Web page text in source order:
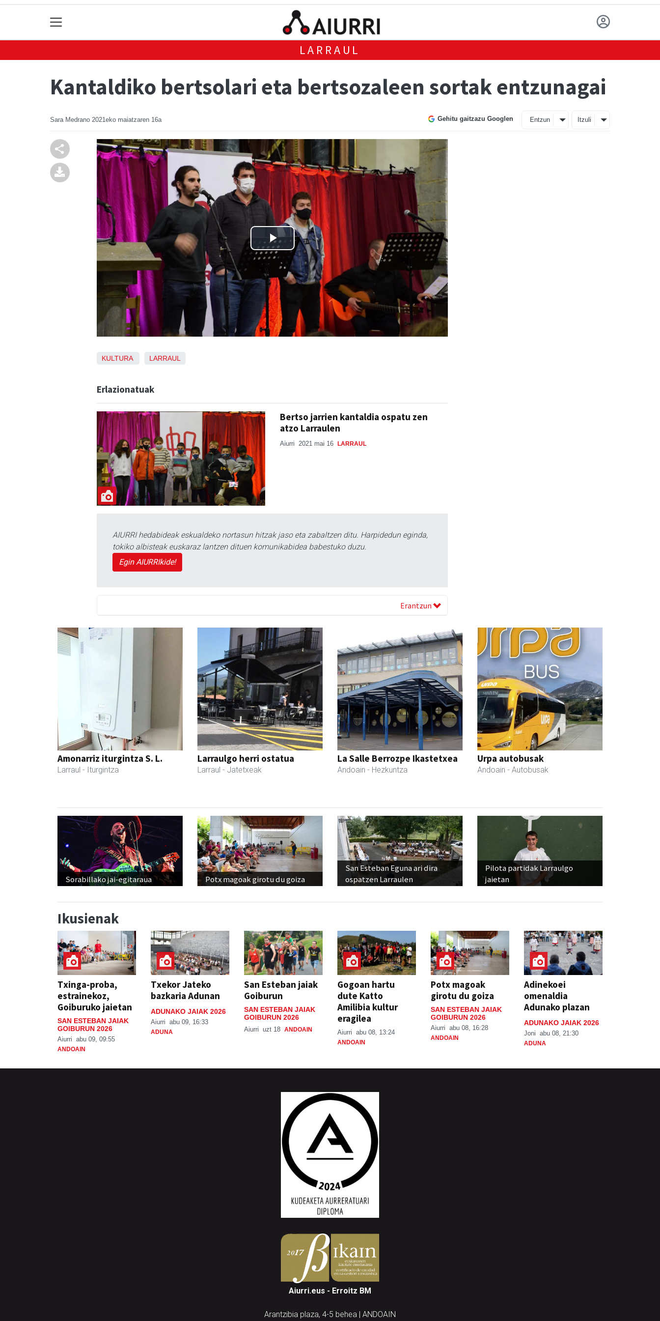
LARRAUL
Kantaldiko bertsolari eta bertsozaleen sortak entzunagai
Sara Medrano 2021eko maiatzaren 16a Gehitu gaitzazu Googlen Entzun Itzuli
KULTURA LARRAUL
Erlazionatuak
Bertso jarrien kantaldia ospatu zen
atzo Larraulen
Aiurri 2021 mai 16 LARRAUL
AIURRI hedabideak eskualdeko nortasun hitzak jaso eta zabaltzen ditu. Harpidedun eginda,
tokiko albisteak euskaraz lantzen dituen komunikabidea babestuko duzu.
Egin AIURRIkide!
Erantzun
Amonarriz iturgintza S. L.
Larraul - Iturgintza
Larraulgo herri ostatua
Larraul - Jatetxeak
La Salle Berrozpe Ikastetxea
Andoain - Hezkuntza
Urpa autobusak
Andoain - Autobusak
Sorabillako jai-egitaraua Potx magoak girotu du goiza
San Esteban Eguna ari dira
ospatzen Larraulen
Pilota partidak Larraulgo
jaietan
Ikusienak
Txinga-proba,
estrainekoz,
Goiburuko jaietan
SAN ESTEBAN JAIAK
GOIBURUN 2026
Aiurri abu 09, 09:55
ANDOAIN
Txekor Jateko
bazkaria Adunan
ADUNAKO JAIAK 2026
Aiurri abu 09, 16:33
ADUNA
San Esteban jaiak
Goiburun
SAN ESTEBAN JAIAK
GOIBURUN 2026
Aiurri uzt 18 ANDOAIN
Gogoan hartu
dute Katto
Amilibia kultur
eragilea
Aiurri abu 08, 13:24
ANDOAIN
Potx magoak
girotu du goiza
SAN ESTEBAN JAIAK
GOIBURUN 2026
Aiurri abu 08, 16:28
ANDOAIN
Adinekoei
omenaldia
Adunako plazan
ADUNAKO JAIAK 2026
Joni abu 08, 21:30
ADUNA
Aiurri.eus - Erroitz BM
Arantzibia plaza, 4-5 behea | ANDOAIN